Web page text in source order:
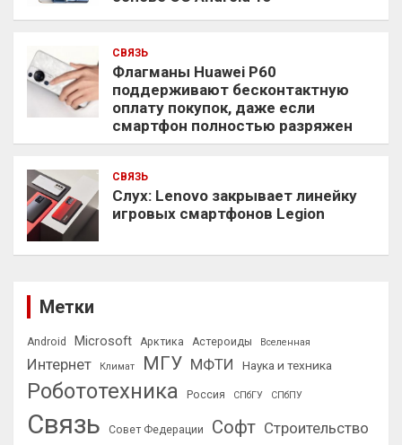
СВЯЗЬ
Флагманы Huawei P60
поддерживают бесконтактную
оплату покупок, даже если
смартфон полностью разряжен
СВЯЗЬ
Слух: Lenovo закрывает линейку
игровых смартфонов Legion
Метки
Android Microsoft Арктика Астероиды Вселенная
Интернет Климат МГУ МФТИ Наука и техника
Робототехника Россия СПбГУ СПбПУ
Связь Совет Федерации Софт Строительство